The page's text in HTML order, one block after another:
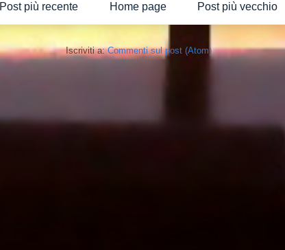
Post più recente Post più vecchio
Home page
Iscriviti a:Commenti sul post (Atom)